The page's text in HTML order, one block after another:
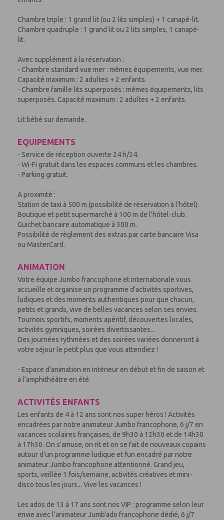
Chambre triple : 1 grand lit (ou 2 lits simples) + 1 canapé-lit.
Chambre quadruple : 1 grand lit ou 2 lits simples, 1 canapé-
lit.
Avec supplément à la réservation :
- Chambre standard vue mer : mêmes équipements, vue mer.
Capacité maximum : 2 adultes + 2 enfants.
- Chambre famille lits superposés : mêmes équipements, lits
superposés. Capacité maximum : 2 adultes + 2 enfants.
Lit bébé sur demande.
EQUIPEMENTS
- Service de réception ouverte 24 h/24.
- Wi-Fi gratuit dans les espaces communs et les chambres.
- Parking gratuit.
A proximité :
Station de taxi à 500 m (possibilité de réservation à l'hôtel).
Boutique et petit supermarché à 100 m de l'hôtel-club.
Guichet bancaire automatique à 300 m.
Possibilité de règlement des extras par carte bancaire Visa
ou MasterCard.
ANIMATION
Votre équipe Jumbo francophone et internationale vous
accueille et organise un programme d'activités sportives,
ludiques et des moments authentiques pour que chacun,
petits et grands, vive de belles vacances selon ses envies.
Tournois sportifs, moments apéritif, découvertes locales,
activités gymniques, soirées divertissantes...
Des journées rythmées et des soirées variées donneront à
votre séjour le petit plus que vous attendiez !
- Espace d'animation en intérieur en début et fin de saison et
à l'amphithéâtre en été.
ACTIVITÉS ENFANTS
Les enfants de 4 à 12 ans sont nos super héros ! Activités
encadrées par notre animateur Jumbo francophone, 6 j/7 en
vacances scolaires françaises, de 9h30 à 12h30 et de 14h30
à 17h30. On s'amuse, on rit et on se fait de nouveaux copains
autour d'un programme ludique et fun encadré par notre
animateur Jumbo francophone attentionné. Grand jeu,
sports, veillée 1 fois/semaine, activités créatives et mini-
disco tous les jours... Vive les vacances !
Les ados de 13 à 17 ans sont nos VIP : programme selon leur
envie avec l'animateur Jumb'ado francophone dédié, 6 j/7